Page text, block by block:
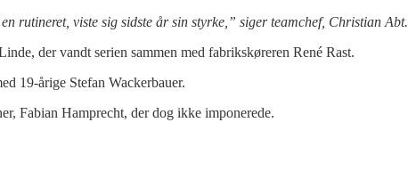
rutineret, viste sig sidste år sin styrke,” siger teamchef, Christian Abt.
der vandt serien sammen med fabrikskøreren René Rast.
19-årige Stefan Wackerbauer.
Fabian Hamprecht, der dog ikke imponerede.